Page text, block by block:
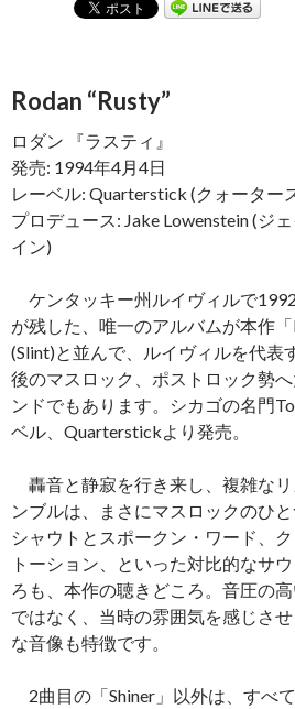
Rodan “Rusty”
ロダン 『ラスティ』
発売: 1994年4月4日
レーベル: Quarterstick (クォーター
プロデュース: Jake Lowenstein (ジ
イン)
ケンタッキー州ルイヴィルで
が残した、唯一のアルバムが本作
(Slint)と並んで、ルイヴィルを代表
後のマスロック、ポストロック勢
ンドでもあります。シカゴの名門
ベル、Quarterstickより発売。
轟音と静寂を行き来し、複雑な
ンブルは、まさにマスロックのひと
シャウトとスポークン・ワード、
トーション、といった対比的なサ
ろも、本作の聴きどころ。音圧の
ではなく、当時の雰囲気を感じさ
な音像も特徴です。
2曲目の「Shiner」以外は、すべ